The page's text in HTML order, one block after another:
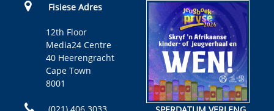
Fisiese Adres
12th Floor
Media24 Centre
40 Heerengracht
Cape Town
8001
(021) 406 3033